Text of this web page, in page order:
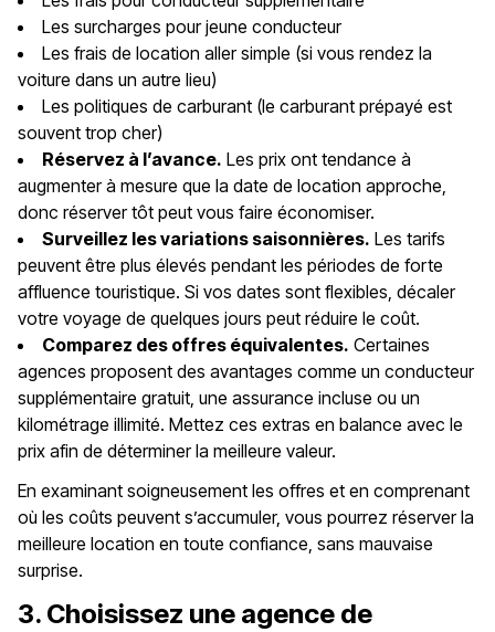
Les surcharges pour jeune conducteur
Les frais de location aller simple (si vous rendez la
voiture dans un autre lieu)
Les politiques de carburant (le carburant prépayé est
souvent trop cher)
Réservez à l’avance. Les prix ont tendance à
augmenter à mesure que la date de location approche,
donc réserver tôt peut vous faire économiser.
Surveillez les variations saisonnières. Les tarifs
peuvent être plus élevés pendant les périodes de forte
affluence touristique. Si vos dates sont flexibles, décaler
votre voyage de quelques jours peut réduire le coût.
Comparez des offres équivalentes. Certaines
agences proposent des avantages comme un conducteur
supplémentaire gratuit, une assurance incluse ou un
kilométrage illimité. Mettez ces extras en balance avec le
prix afin de déterminer la meilleure valeur.
En examinant soigneusement les offres et en comprenant
où les coûts peuvent s’accumuler, vous pourrez réserver la
meilleure location en toute confiance, sans mauvaise
surprise.
3. Choisissez une agence de